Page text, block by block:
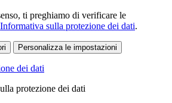
ti preghiamo di verificare le
Informativa sulla protezione dei dati.
Personalizza le impostazioni
dei dati
protezione dei dati